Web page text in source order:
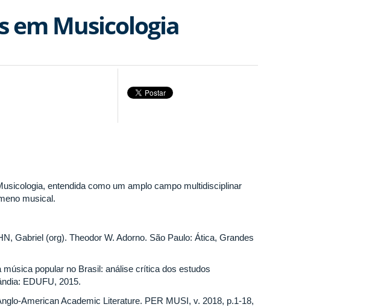
em Musicologia
entendida como um amplo campo multidisciplinar
musical.
Gabriel (org). Theodor W. Adorno. São Paulo: Ática, Grandes
popular no Brasil: análise crítica dos estudos
EDUFU, 2015.
American Academic Literature. PER MUSI, v. 2018, p.1-18,